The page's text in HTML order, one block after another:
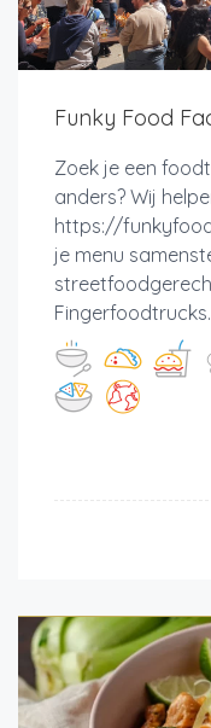
Funky Food
Zoek je een
anders? Wij
https://
je menu
Fingerfoodtrucks.